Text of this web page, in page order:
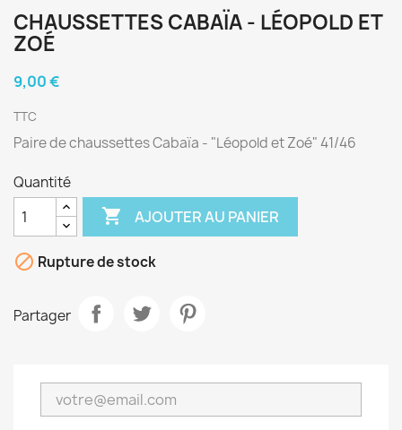
CHAUSSETTES CABAÏA - LÉOPOLD ET
ZOÉ
9,00 €
TTC
Paire de chaussettes Cabaïa - "Léopold et Zoé" 41/46
Quantité
 AJOUTER AU PANIER
 Rupture de stock
Partager